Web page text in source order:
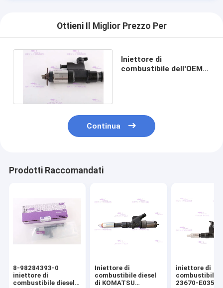
Ottieni Il Miglior Prezzo Per
Iniettore di
combustibile dell'OEM
Continua
Prodotti Raccomandati
8-98284393-0
iniettore di
combustibile diesel
Iniettore di
combustibile diesel
di KOMATSU
iniettore di
combustibile
23670-E0351